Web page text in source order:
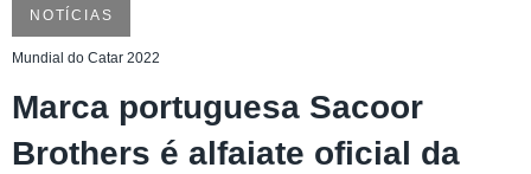
NOTÍCIAS
Mundial do Catar 2022
Marca portuguesa Sacoor
Brothers é alfaiate oficial da